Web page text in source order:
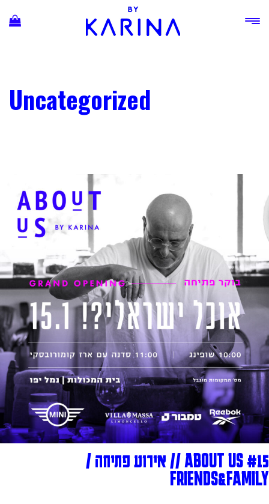
Uncategorized
ABOUT US #15 // אירוע פתיחה /
FRIENDS&FAMILY